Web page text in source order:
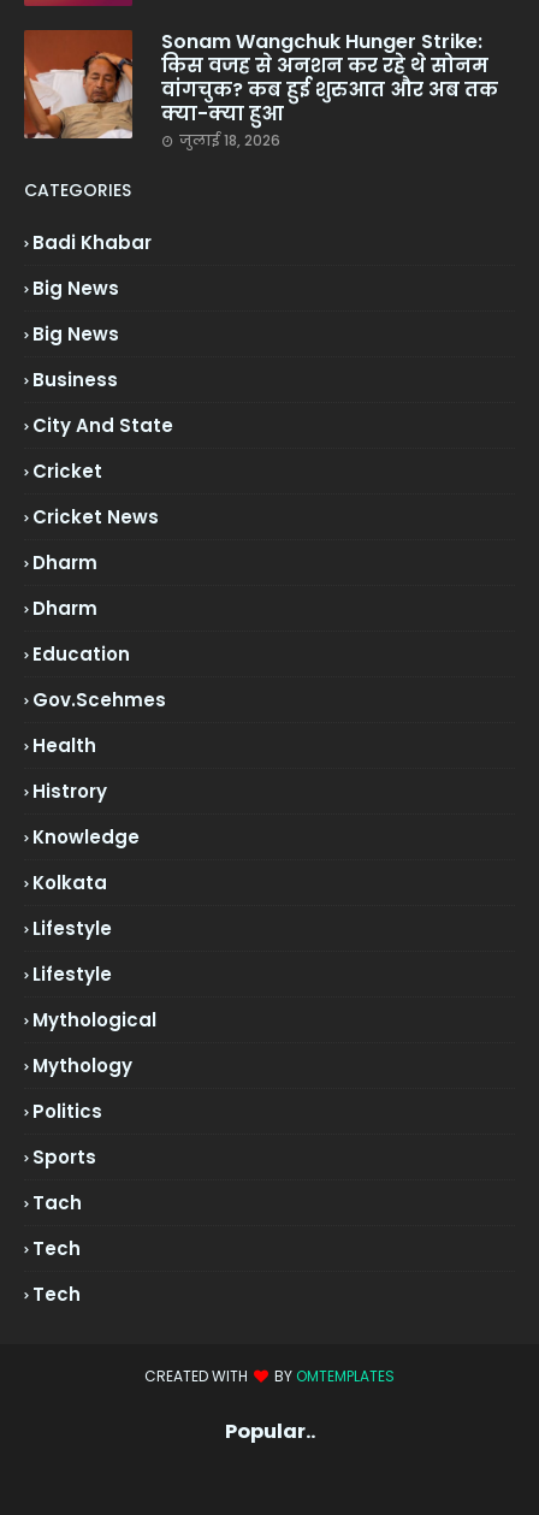
Sonam Wangchuk Hunger Strike:
किस वजह से अनशन कर रहे थे सोनम
वांगचुक? कब हुई शुरुआत और अब तक
क्या-क्या हुआ
जुलाई 18, 2026
CATEGORIES
Badi Khabar
Big News
Big News
Business
City And State
Cricket
Cricket News
Dharm
Dharm
Education
Gov.scehmes
Health
Histrory
Knowledge
Kolkata
Lifestyle
Lifestyle
Mythological
Mythology
Politics
Sports
Tach
Tech
Tech
CREATED WITH BY OMTEMPLATES
Popular..